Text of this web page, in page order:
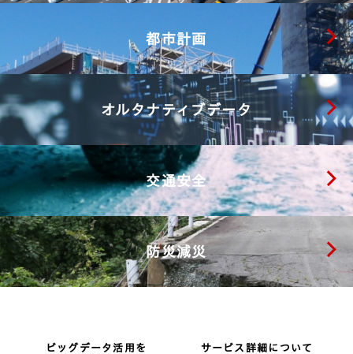
都市計画
オルタナティブデータ
交通安全
防災減災
ビッグデータ活用を
サービス詳細について